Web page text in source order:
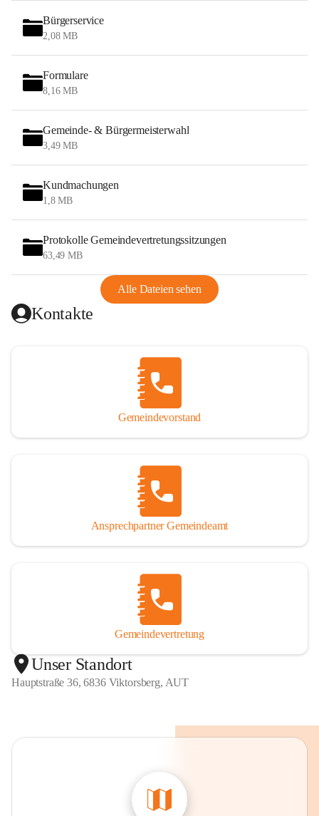
Bürgerservice
2,08 MB
Formulare
8,16 MB
Gemeinde- & Bürgermeisterwahl
3,49 MB
Kundmachungen
1,8 MB
Protokolle Gemeindevertretungssitzungen
63,49 MB
Alle Dateien sehen
Kontakte
Gemeindevorstand
Ansprechpartner Gemeindeamt
Gemeindevertretung
Unser Standort
Hauptstraße 36, 6836 Viktorsberg, AUT